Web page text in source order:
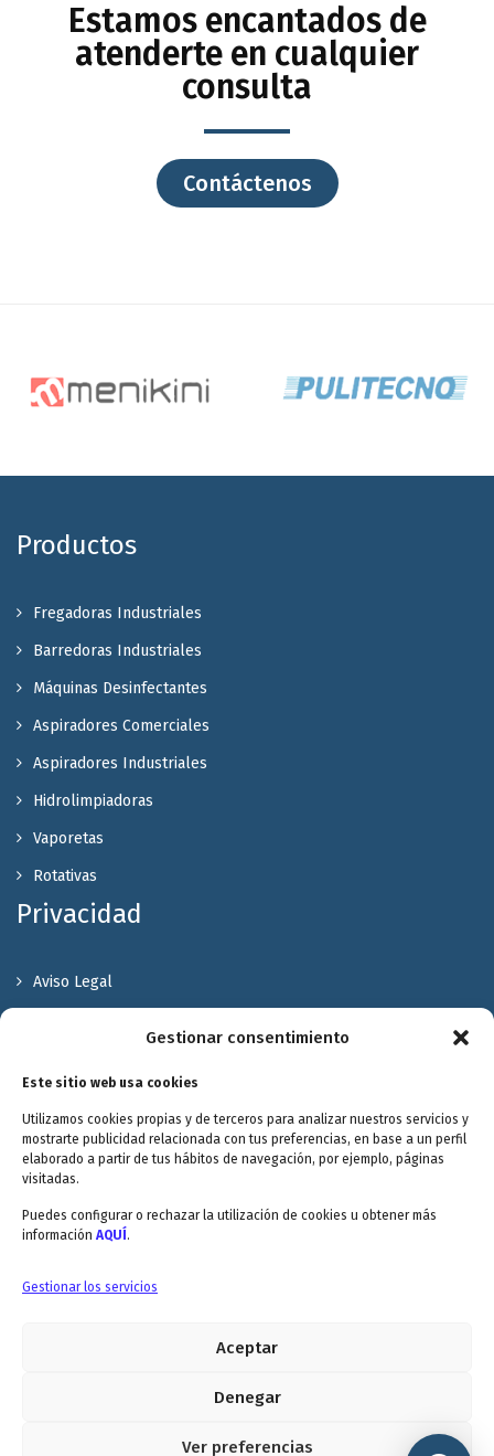
Gestionar consentimiento
Este sitio web usa cookies
Utilizamos cookies propias y de terceros para analizar nuestros servicios y
mostrarte publicidad relacionada con tus preferencias, en base a un perfil
elaborado a partir de tus hábitos de navegación, por ejemplo, páginas
visitadas.
Puedes configurar o rechazar la utilización de cookies u obtener más
información AQUÍ .
Gestionar los servicios
Aceptar
Denegar
Ver preferencias
Estamos encantados de
atenderte en cualquier
consulta
Contáctenos
Productos
Fregadoras Industriales
Barredoras Industriales
Máquinas Desinfectantes
Aspiradores Comerciales
Aspiradores Industriales
Hidrolimpiadoras
Vaporetas
Rotativas
Privacidad
Aviso Legal
Valóranos
Envitec Murcia: Maquinaria de limpieza industrial
Envitec Valencia: Maquinaria de limpieza industrial